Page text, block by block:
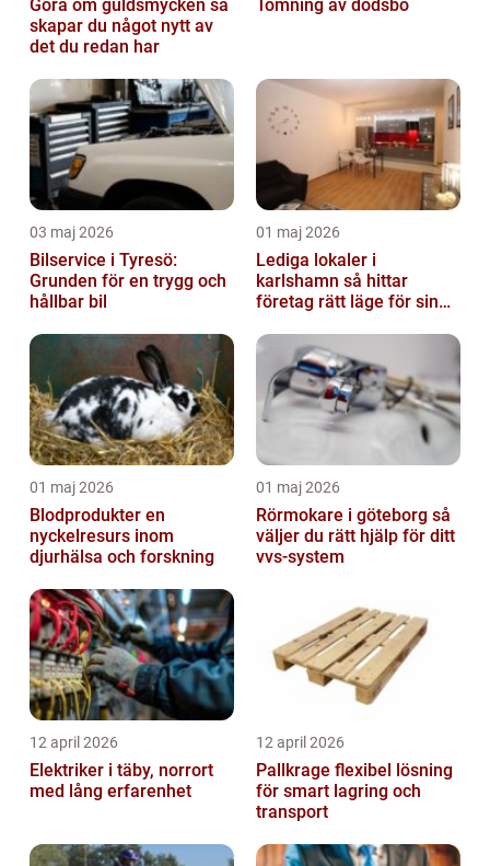
Göra om guldsmycken så
skapar du något nytt av
det du redan har
Tömning av dödsbo
03 maj 2026
Bilservice i Tyresö:
Grunden för en trygg och
hållbar bil
01 maj 2026
Lediga lokaler i
karlshamn så hittar
företag rätt läge för sin
01 maj 2026
Blodprodukter en
nyckelresurs inom
djurhälsa och forskning
01 maj 2026
Rörmokare i göteborg så
väljer du rätt hjälp för ditt
vvs-system
12 april 2026
Elektriker i täby, norrort
med lång erfarenhet
12 april 2026
Pallkrage flexibel lösning
för smart lagring och
transport